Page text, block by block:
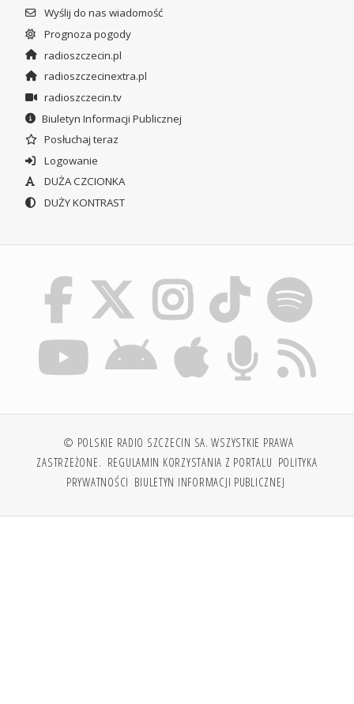
Wyślij do nas wiadomość
Prognoza pogody
radioszczecin.pl
radioszczecinextra.pl
radioszczecin.tv
Biuletyn Informacji Publicznej
Posłuchaj teraz
Logowanie
DUŻA CZCIONKA
DUŻY KONTRAST
© POLSKIE RADIO SZCZECIN SA. WSZYSTKIE PRAWA
ZASTRZEŻONE. REGULAMIN KORZYSTANIA Z PORTALU POLITYKA
PRYWATNOŚCI BIULETYN INFORMACJI PUBLICZNEJ